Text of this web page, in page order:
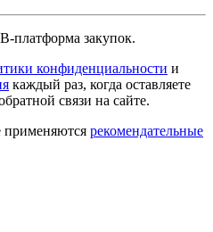
закупок.
конфиденциальности и
каждый раз, когда оставляете
связи на сайте.
рекомендательные